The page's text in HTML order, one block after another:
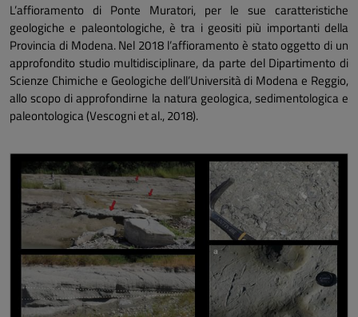
L’affioramento di Ponte Muratori, per le sue caratteristiche
geologiche e paleontologiche, è tra i geositi più importanti della
Provincia di Modena. Nel 2018 l’affioramento è stato oggetto di un
approfondito studio multidisciplinare, da parte del Dipartimento di
Scienze Chimiche e Geologiche dell’Università di Modena e Reggio,
allo scopo di approfondirne la natura geologica, sedimentologica e
paleontologica (Vescogniet al.,2018).